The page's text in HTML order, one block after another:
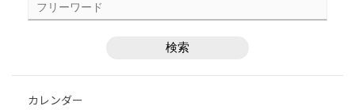
カレンダー